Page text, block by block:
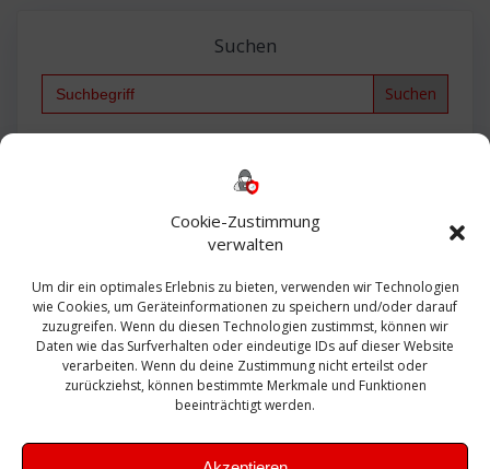
Cookie-Zustimmung
verwalten
Um dir ein optimales Erlebnis zu bieten, verwenden wir Technologien
wie Cookies, um Geräteinformationen zu speichern und/oder darauf
zuzugreifen. Wenn du diesen Technologien zustimmst, können wir
Daten wie das Surfverhalten oder eindeutige IDs auf dieser Website
verarbeiten. Wenn du deine Zustimmung nicht erteilst oder
zurückziehst, können bestimmte Merkmale und Funktionen
beeinträchtigt werden.
Suchen
Search
Bautagebuch
Exchange firewall Fritzbox
Microsoft
Sanierung SBS Security Server Sicherheit
Sicherung SIEM Sophos SSL Ubuntu
Update Upgrade UTM VCenter VCSA Veeam
VMWare VPN WAZUH Windows
Zertifikat